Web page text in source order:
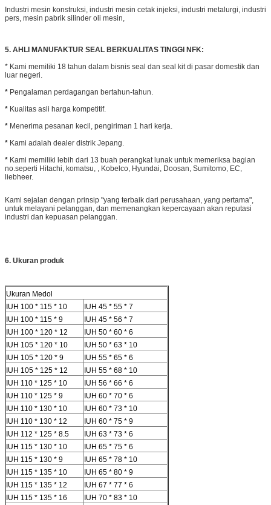
Industri mesin konstruksi, industri mesin cetak injeksi, industri metalurgi, industri
pers, mesin pabrik silinder oli mesin,
5. AHLI MANUFAKTUR SEAL BERKUALITAS TINGGI NFK:
* Kami memiliki 18 tahun dalam bisnis seal dan seal kit di pasar domestik dan
luar negeri.
* Pengalaman perdagangan bertahun-tahun.
* Kualitas asli harga kompetitif.
* Menerima pesanan kecil, pengiriman 1 hari kerja.
* Kami adalah dealer distrik Jepang.
* Kami memiliki lebih dari 13 buah perangkat lunak untuk memeriksa bagian
no.seperti Hitachi, komatsu, , Kobelco, Hyundai, Doosan, Sumitomo, EC,
liebheer.
Kami sejalan dengan prinsip "yang terbaik dari perusahaan, yang pertama",
untuk melayani pelanggan, dan memenangkan kepercayaan akan reputasi
industri dan kepuasan pelanggan.
6. Ukuran produk
Ukuran Medol
IUH 100 * 115 * 10
IUH 45 * 55 * 7
IUH 100 * 115 * 9
IUH 45 * 56 * 7
IUH 100 * 120 * 12
IUH 50 * 60 * 6
IUH 105 * 120 * 10
IUH 50 * 63 * 10
IUH 105 * 120 * 9
IUH 55 * 65 * 6
IUH 105 * 125 * 12
IUH 55 * 68 * 10
IUH 110 * 125 * 10
IUH 56 * 66 * 6
IUH 110 * 125 * 9
IUH 60 * 70 * 6
IUH 110 * 130 * 10
IUH 60 * 73 * 10
IUH 110 * 130 * 12
IUH 60 * 75 * 9
IUH 112 * 125 * 8.5
IUH 63 * 73 * 6
IUH 115 * 130 * 10
IUH 65 * 75 * 6
IUH 115 * 130 * 9
IUH 65 * 78 * 10
IUH 115 * 135 * 10
IUH 65 * 80 * 9
IUH 115 * 135 * 12
IUH 67 * 77 * 6
IUH 115 * 135 * 16
IUH 70 * 83 * 10